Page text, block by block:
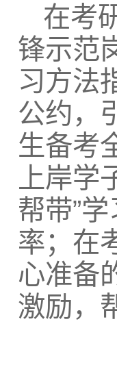
在考
锋示范
习方法
公约，
生备考
上岸
帮带”
率；在
心准备
激励，